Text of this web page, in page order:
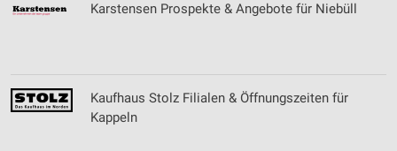
Karstensen Prospekte & Angebote für Niebüll
Kaufhaus Stolz Filialen & Öffnungszeiten für
Kappeln